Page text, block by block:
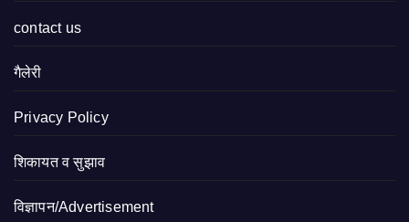
contact us
गैलेरी
Privacy Policy
शिकायत व सुझाव
विज्ञापन/Advertisement